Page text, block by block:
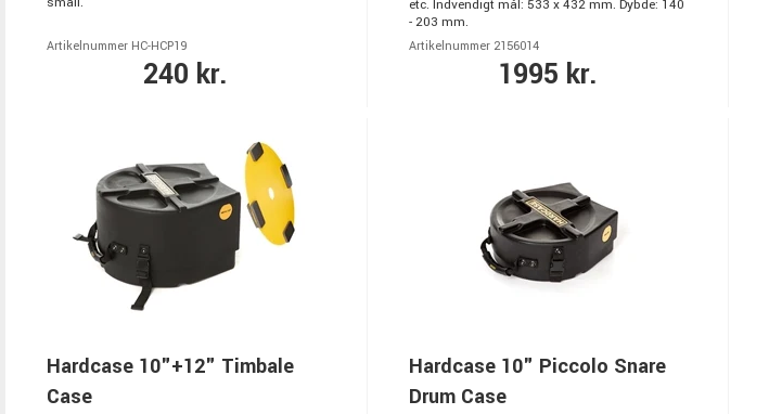
Artikelnummer HC-HCP19
240 kr.
etc. Indvendigt mål: 533 x 432 mm. Dybde: 140
- 203 mm.
Artikelnummer 2156014
1995 kr.
Hardcase 10"+12" Timbale
Case
Hardcase 10" Piccolo Snare
Drum Case